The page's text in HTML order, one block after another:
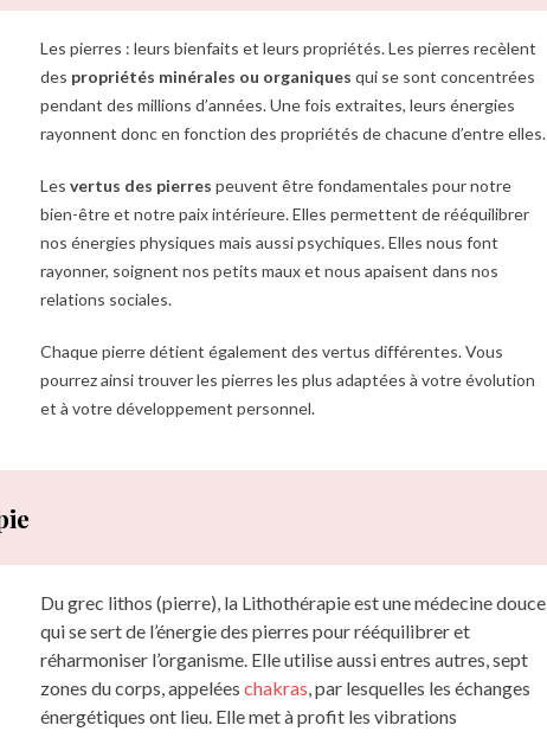
Les pierres : leurs bienfaits et leurs propriétés. Les pierres recèlent
des propriétés minérales ou organiques qui se sont concentrées
pendant des millions d’années. Une fois extraites, leurs énergies
rayonnent donc en fonction des propriétés de chacune d’entre elles.
Les vertus des pierres peuvent être fondamentales pour notre
bien-être et notre paix intérieure. Elles permettent de rééquilibrer
nos énergies physiques mais aussi psychiques. Elles nous font
rayonner, soignent nos petits maux et nous apaisent dans nos
relations sociales.
Chaque pierre détient également des vertus différentes. Vous
pourrez ainsi trouver les pierres les plus adaptées à votre évolution
et à votre développement personnel.
Du grec lithos (pierre), la Lithothérapie est une médecine douce
qui se sert de l’énergie des pierres pour rééquilibrer et
réharmoniser l’organisme. Elle utilise aussi entres autres, sept
zones du corps, appelées chakras, par lesquelles les échanges
énergétiques ont lieu. Elle met à profit les vibrations